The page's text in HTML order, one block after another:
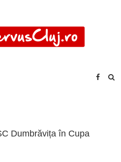
Dumbrăvița în Cupa